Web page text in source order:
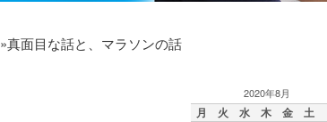
»真面目な話と、マラソンの話
2020年8月
月 火 水 木 金 土